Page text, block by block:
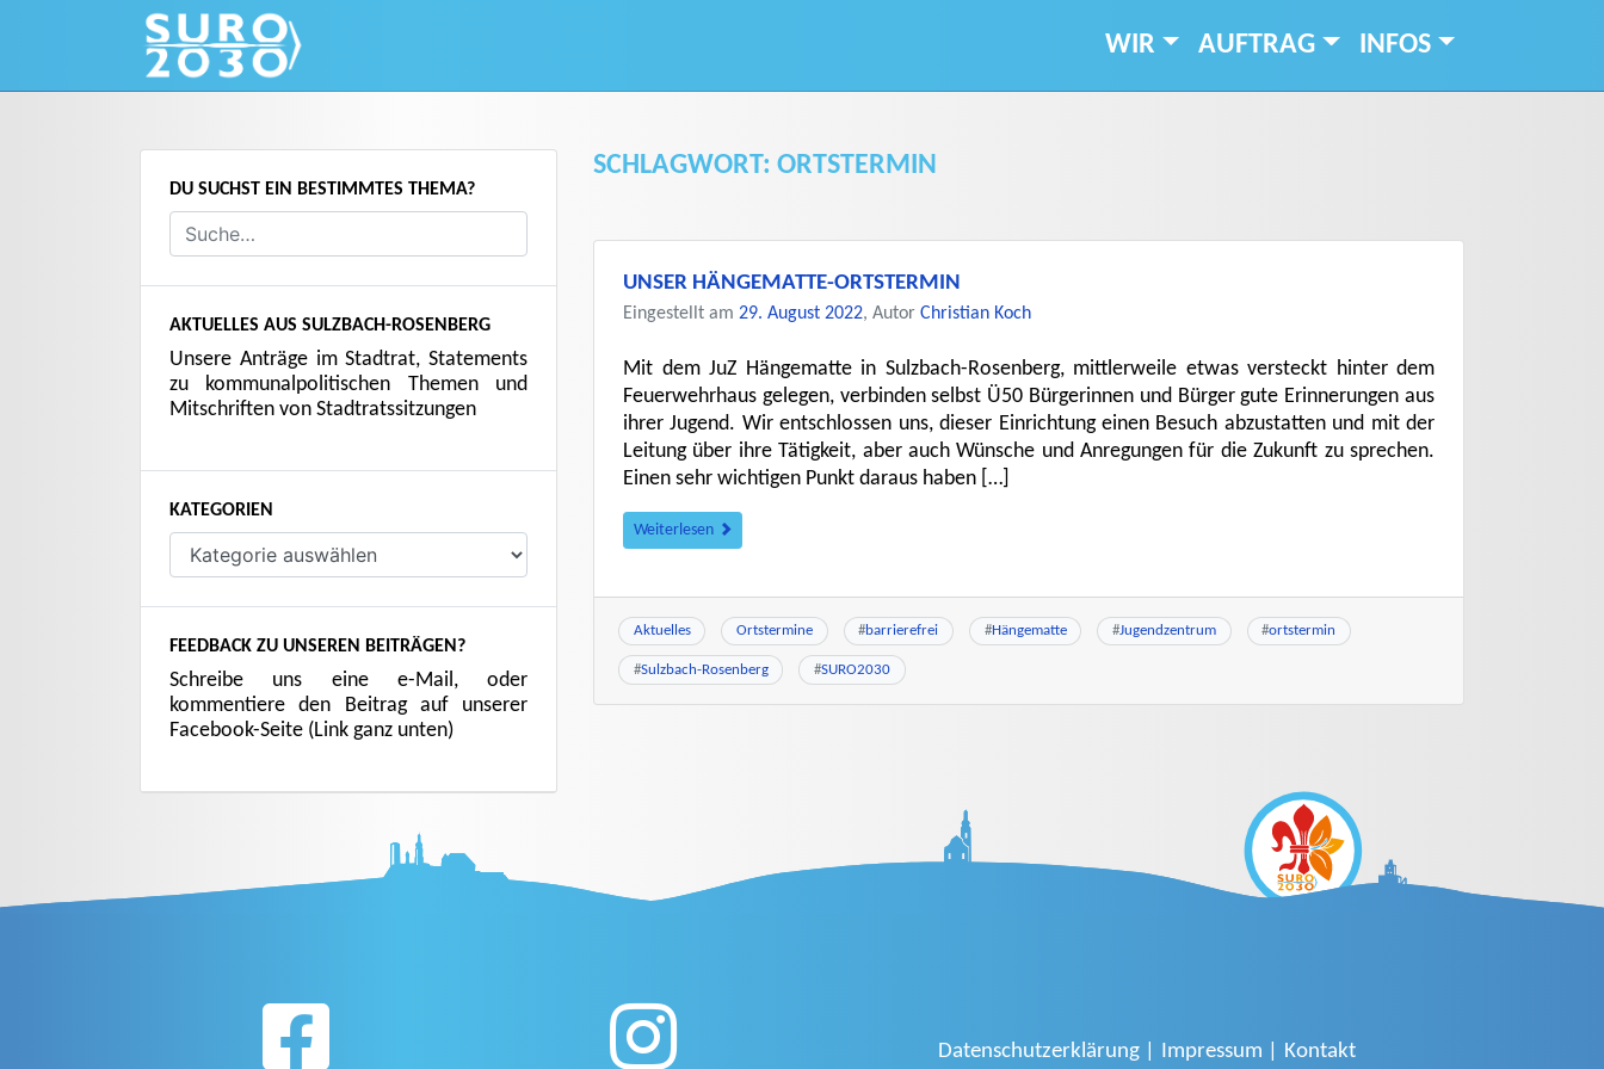
WIR AUFTRAG INFOS
SCHLAGWORT: ORTSTERMIN
UNSER HÄNGEMATTE-ORTSTERMIN
Eingestellt am 29. August 2022, Autor Christian Koch
Mit dem JuZ Hängematte in Sulzbach-Rosenberg, mittlerweile etwas versteckt hinter dem
Feuerwehrhaus gelegen, verbinden selbst Ü50 Bürgerinnen und Bürger gute Erinnerungen aus
ihrer Jugend. Wir entschlossen uns, dieser Einrichtung einen Besuch abzustatten und mit der
Leitung über ihre Tätigkeit, aber auch Wünsche und Anregungen für die Zukunft zu sprechen.
Einen sehr wichtigen Punkt daraus haben […]
Weiterlesen
Aktuelles Ortstermine #barrierefrei #Hängematte #Jugendzentrum #ortstermin
#Sulzbach-Rosenberg #SURO2030
DU SUCHST EIN BESTIMMTES THEMA?
AKTUELLES AUS SULZBACH-ROSENBERG
Unsere Anträge im Stadtrat, Statements
zu kommunalpolitischen Themen und
Mitschriften von Stadtratssitzungen
KATEGORIEN
FEEDBACK ZU UNSEREN BEITRÄGEN?
Schreibe uns eine e-Mail, oder
kommentiere den Beitrag auf unserer
Facebook-Seite (Link ganz unten)
Datenschutzerklärung Impressum Kontakt